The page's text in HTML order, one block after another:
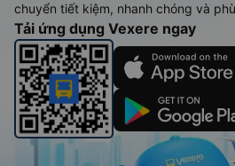
chuyển tiết kiệm, nhanh chóng và
Tải ứng dụng Vexere ngay